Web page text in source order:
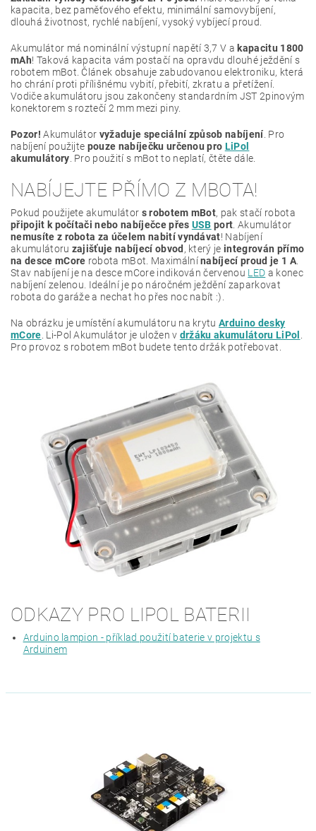
kapacita, bez paměťového efektu, minimální samovybíjení,
dlouhá životnost, rychlé nabíjení, vysoký vybíjecí proud.
Akumulátor má nominální výstupní napětí 3,7 V a kapacitu 1800
mAh! Taková kapacita vám postačí na opravdu dlouhé ježdění s
robotem mBot. Článek obsahuje zabudovanou elektroniku, která
ho chrání proti přílišnému vybití, přebití, zkratu a přetížení.
Vodiče akumulátoru jsou zakončeny standardním JST 2pinovým
konektorem s roztečí 2 mm mezi piny.
Pozor! Akumulátor vyžaduje speciální způsob nabíjení. Pro
nabíjení použijte pouze nabíječku určenou pro LiPol
akumulátory. Pro použití s mBot to neplatí, čtěte dále.
NABÍJEJTE PŘÍMO Z MBOTA!
Pokud použijete akumulátor s robotem mBot, pak stačí robota
připojit k počítači nebo nabíječce přes USB port. Akumulátor
nemusíte z robota za účelem nabití vyndávat! Nabíjení
akumulátoru zajišťuje nabíjecí obvod , který jeintegrován přímo
na desce mCore robota mBot. Maximálnínabíjecí proud je 1 A.
Stav nabíjení je na desce mCore indikován červenou LED a konec
nabíjení zelenou. Ideální je po náročném ježdění zaparkovat
robota do garáže a nechat ho přes noc nabít :).
Na obrázku je umístění akumulátoru na krytuArduino desky
mCore. Li-Pol Akumulátor je uložen v držáku akumulátoru LiPol .
Pro provoz s robotem mBot budete tento držák potřebovat.
ODKAZY PRO LIPOL BATERII
Arduino lampion - příklad použití baterie v projektu s
Arduinem